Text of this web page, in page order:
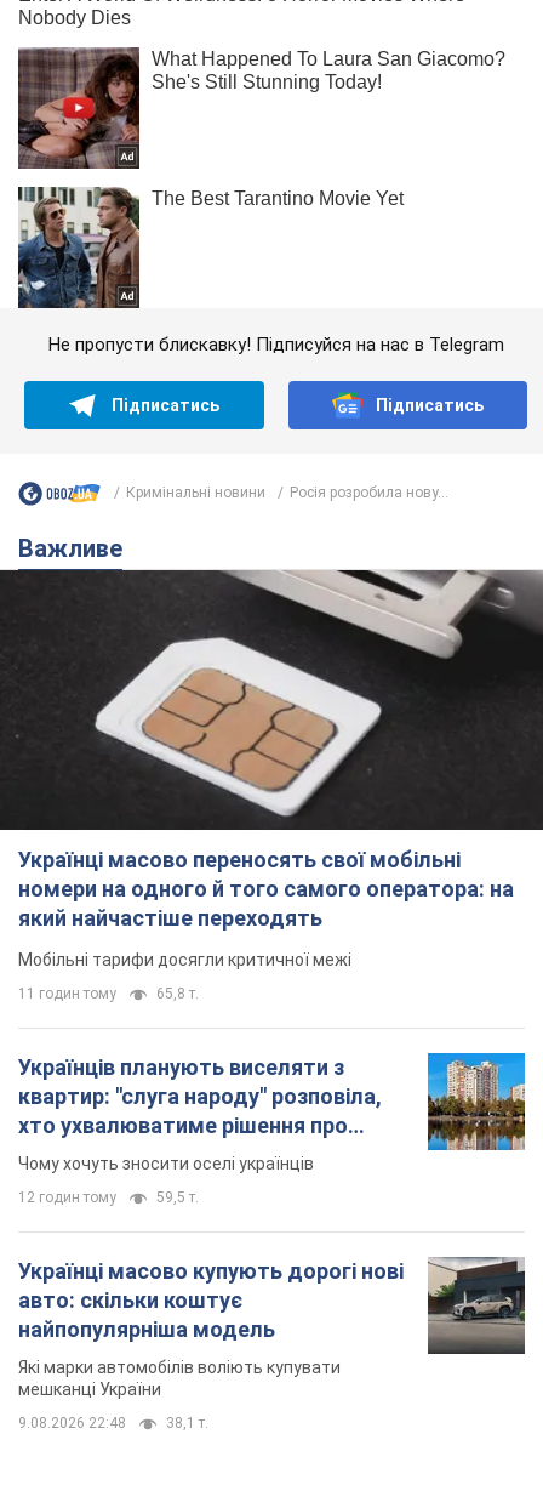
Не пропусти блискавку! Підписуйся на нас в Telegram
Підписатись Підписатись
Кримінальні новини Росія розробила нову...
Важливе
Українці масово переносять свої мобільні
номери на одного й того самого оператора: на
який найчастіше переходять
Мобільні тарифи досягли критичної межі
11 годин тому 65,8 т.
Українців планують виселяти з
квартир: "слуга народу" розповіла,
хто ухвалюватиме рішення про
знесення будинків
Чому хочуть зносити оселі українців
12 годин тому 59,5 т.
Українці масово купують дорогі нові
авто: скільки коштує
найпопулярніша модель
Які марки автомобілів воліють купувати
мешканці України
9.08.2026 22:48 38,1 т.